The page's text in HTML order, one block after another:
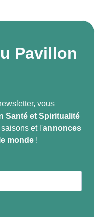
Pavillon
vous
Santé et Spiritualité
et l'annonces
monde !